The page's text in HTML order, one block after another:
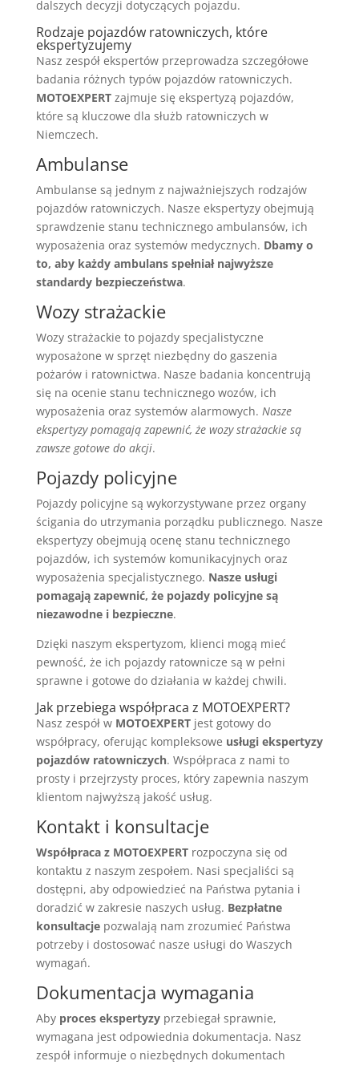
dalszych decyzji dotyczących pojazdu.
Rodzaje pojazdów ratowniczych, które
ekspertyzujemy
Nasz zespół ekspertów przeprowadza szczegółowe
badania różnych typów pojazdów ratowniczych.
MOTOEXPERTzajmuje się ekspertyzą pojazdów,
które są kluczowe dla służb ratowniczych w
Niemczech.
Ambulanse
Ambulanse są jednym z najważniejszych rodzajów
pojazdów ratowniczych. Nasze ekspertyzy obejmują
sprawdzenie stanu technicznego ambulansów, ich
wyposażenia oraz systemów medycznych. Dbamy o
to, aby każdy ambulans spełniał najwyższe
standardy bezpieczeństwa.
Wozy strażackie
Wozy strażackie to pojazdy specjalistyczne
wyposażone w sprzęt niezbędny do gaszenia
pożarów i ratownictwa. Nasze badania koncentrują
się na ocenie stanu technicznego wozów, ich
wyposażenia oraz systemów alarmowych. Nasze
ekspertyzy pomagają zapewnić, że wozy strażackie są
zawsze gotowe do akcji.
Pojazdy policyjne
Pojazdy policyjne są wykorzystywane przez organy
ścigania do utrzymania porządku publicznego. Nasze
ekspertyzy obejmują ocenę stanu technicznego
pojazdów, ich systemów komunikacyjnych oraz
wyposażenia specjalistycznego. Nasze usługi
pomagają zapewnić, że pojazdy policyjne są
niezawodne i bezpieczne.
Dzięki naszym ekspertyzom, klienci mogą mieć
pewność, że ich pojazdy ratownicze są w pełni
sprawne i gotowe do działania w każdej chwili.
Jak przebiega współpraca z MOTOEXPERT?
Nasz zespół w MOTOEXPERTjest gotowy do
współpracy, oferując kompleksowe usługi ekspertyzy
pojazdów ratowniczych. Współpraca z nami to
prosty i przejrzysty proces, który zapewnia naszym
klientom najwyższą jakość usług.
Kontakt i konsultacje
Współpraca z MOTOEXPERTrozpoczyna się od
kontaktu z naszym zespołem. Nasi specjaliści są
dostępni, aby odpowiedzieć na Państwa pytania i
doradzić w zakresie naszych usług. Bezpłatne
konsultacjepozwalają nam zrozumieć Państwa
potrzeby i dostosować nasze usługi do Waszych
wymagań.
Dokumentacja wymagania
Aby proces ekspertyzyprzebiegał sprawnie,
wymagana jest odpowiednia dokumentacja. Nasz
zespół informuje o niezbędnych dokumentach